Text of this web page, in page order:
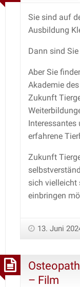
Sie sind auf
Ausbildung
Dann sind Sie
Aber Sie
Akademie
Zukunft
Interessantes
erfahrene
Zukunft
sich vielleicht
einbringen
13. Juni
– Film